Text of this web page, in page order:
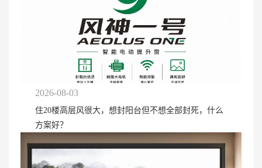
2026-08-03
住20楼高层风很大，想封阳台但不想全部封死，什么
方案好？